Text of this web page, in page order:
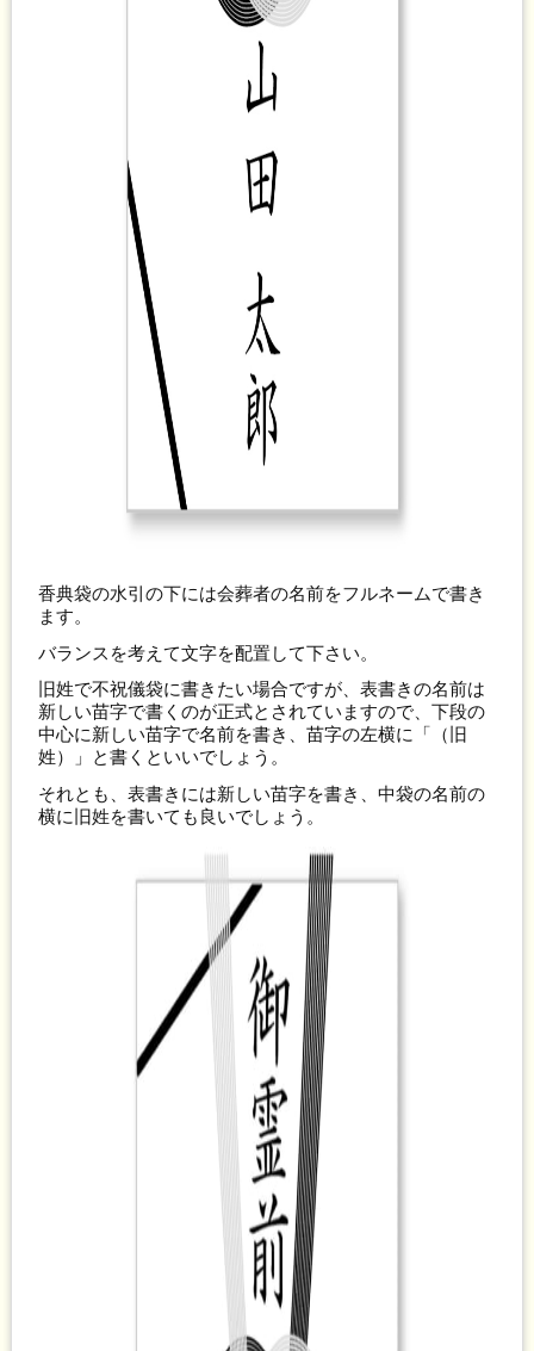
香典袋の水引の下には会葬者の名前をフルネームで書き
ます。
バランスを考えて文字を配置して下さい。
旧姓で不祝儀袋に書きたい場合ですが、表書きの名前は
新しい苗字で書くのが正式とされていますので、下段の
中心に新しい苗字で名前を書き、苗字の左横に「（旧
姓）」と書くといいでしょう。
それとも、表書きには新しい苗字を書き、中袋の名前の
横に旧姓を書いても良いでしょう。